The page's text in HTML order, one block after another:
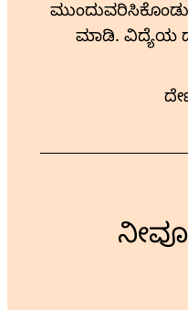
ಮಾಡಿ. ವಿದ್ಯೆಯ